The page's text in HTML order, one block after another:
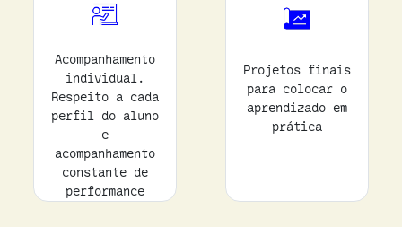
Acompanhamento
individual.
Respeito a cada
perfil do aluno
e
acompanhamento
constante de
performance
Projetos finais
para colocar o
aprendizado em
prática